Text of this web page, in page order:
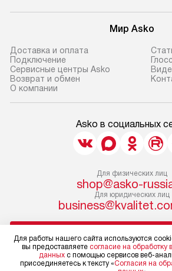
Мир Asko
Доставка и оплата
Подключение
Сервисные центры Asko
Возврат и обмен
О компании
Asko в социальных
Для физических лиц
shop@asko-
Для юридических лиц
Политика
Для работы нашего сайта используются
вы предоставляете согласие на
данных с помощью сервисов веб-
присоединяетесь к тексту «Согласия на